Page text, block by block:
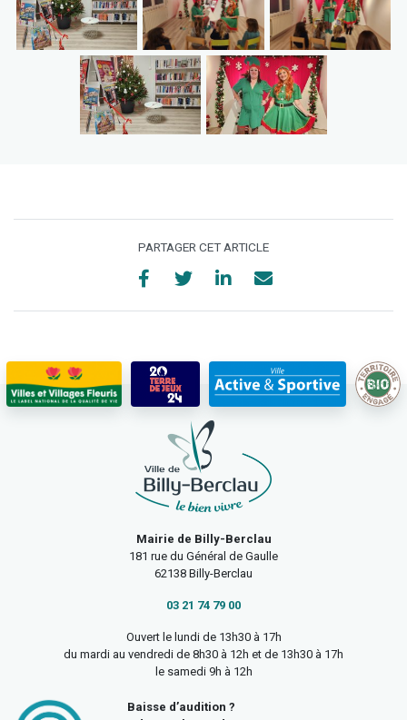
PARTAGER CET ARTICLE
Mairie de Billy-Berclau
181 rue du Général de Gaulle
62138 Billy-Berclau
03 21 74 79 00
Ouvert le lundi de 13h30 à 17h
du mardi au vendredi de 8h30 à 12h et de 13h30 à 17h
le samedi 9h à 12h
Baisse d’audition ?